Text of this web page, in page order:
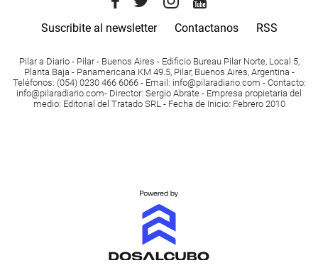
Suscribite al newsletter Contactanos RSS
Pilar a Diario - Pilar - Buenos Aires - Edificio Bureau Pilar Norte, Local 5,
Planta Baja - Panamericana KM 49.5, Pilar, Buenos Aires, Argentina -
Teléfonos: (054) 0230 466 6066 - Email : info@pilaradiario.com - Contacto:
info@pilaradiario.com- Director: Sergio Abrate - Empresa propietaria del
medio: Editorial del Tratado SRL - Fecha de Inicio: Febrero 2010